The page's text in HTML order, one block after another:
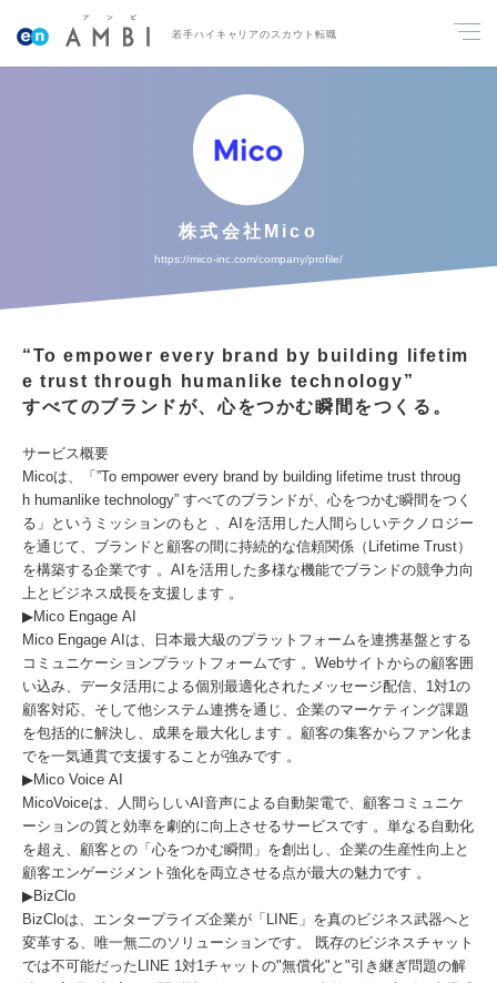
若手ハイキャリアのスカウト転職
株式会社Mico
https://mico-inc.com/company/profile/
“To empower every brand by building lifetim
e trust through humanlike technology”
すべてのブランドが、心をつかむ瞬間をつくる。
サービス概要
Micoは、「”To empower every brand by building lifetime trust throug
h humanlike technology” すべてのブランドが、心をつかむ瞬間をつく
る」というミッションのもと 、AIを活用した人間らしいテクノロジー
を通じて、ブランドと顧客の間に持続的な信頼関係（Lifetime Trust）
を構築する企業です 。AIを活用した多様な機能でブランドの競争力向
上とビジネス成長を支援します 。
▶Mico Engage AI
Mico Engage AIは、日本最大級のプラットフォームを連携基盤とする
コミュニケーションプラットフォームです 。Webサイトからの顧客囲
い込み、データ活用による個別最適化されたメッセージ配信、1対1の
顧客対応、そして他システム連携を通じ、企業のマーケティング課題
を包括的に解決し、成果を最大化します 。顧客の集客からファン化ま
でを一気通貫で支援することが強みです 。
▶Mico Voice AI
MicoVoiceは、人間らしいAI音声による自動架電で、顧客コミュニケ
ーションの質と効率を劇的に向上させるサービスです 。単なる自動化
を超え、顧客との「心をつかむ瞬間」を創出し、企業の生産性向上と
顧客エンゲージメント強化を両立させる点が最大の魅力です 。
▶BizClo
BizCloは、エンタープライズ企業が「LINE」を真のビジネス武器へと
変革する、唯一無二のソリューションです。 既存のビジネスチャット
では不可能だったLINE 1対1チャットの"無償化"と"引き継ぎ問題の解